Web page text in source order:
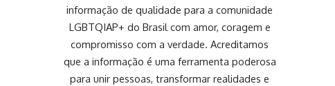
informação de qualidade para a comunidade
LGBTQIAP+ do Brasil com amor, coragem e
compromisso com a verdade. Acreditamos
que a informação é uma ferramenta poderosa
para unir pessoas, transformar realidades e